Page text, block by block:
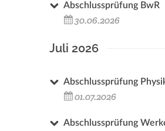
Abschlussprüfung BwR
30.06.2026
Juli 2026
Abschlussprüfung
01.07.2026
Abschlussprüfung